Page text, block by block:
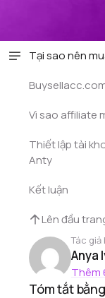
Tại sao nên
Vì sao affiliate
Thiết lập tài
Anty
Kết luận
Lên đầu
Tác giả
Anya
Thêm
Tóm tắt